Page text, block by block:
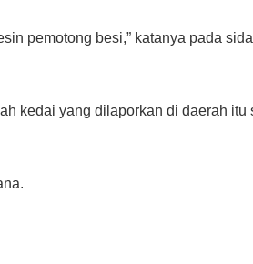
pemotong besi,” katanya pada
kedai yang dilaporkan di daerah itu